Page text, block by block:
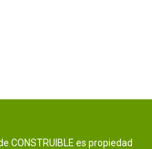
CONSTRUIBLE es propiedad